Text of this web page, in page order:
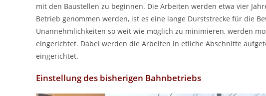
mit den Baustellen zu beginnen. Die Arbeiten werden etwa vier
Betrieb genommen werden, ist es eine lange Durststrecke für die
Unannehmlichkeiten so weit wie möglich zu minimieren, werden
eingerichtet. Dabei werden die Arbeiten in etliche Abschnitte
eingerichtet.
Einstellung des bisherigen Bahnbetriebs